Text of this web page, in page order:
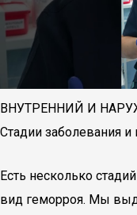
ВНУТРЕННИЙ И
Стадии заболевания
Есть несколько
вид геморроя. Мы